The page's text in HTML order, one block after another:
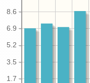
1.7
3.5
5.2
6.9
8.6